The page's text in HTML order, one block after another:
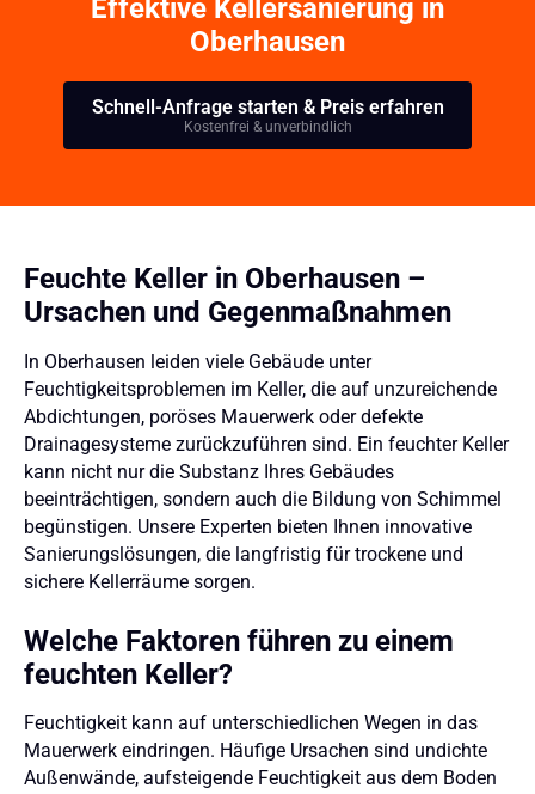
Effektive Kellersanierung in
Oberhausen
Schnell-Anfrage starten & Preis erfahren
Kostenfrei & unverbindlich
Feuchte Keller in Oberhausen –
Ursachen und Gegenmaßnahmen
In Oberhausen leiden viele Gebäude unter
Feuchtigkeitsproblemen im Keller, die auf unzureichende
Abdichtungen, poröses Mauerwerk oder defekte
Drainagesysteme zurückzuführen sind. Ein feuchter Keller
kann nicht nur die Substanz Ihres Gebäudes
beeinträchtigen, sondern auch die Bildung von Schimmel
begünstigen. Unsere Experten bieten Ihnen innovative
Sanierungslösungen, die langfristig für trockene und
sichere Kellerräume sorgen.
Welche Faktoren führen zu einem
feuchten Keller?
Feuchtigkeit kann auf unterschiedlichen Wegen in das
Mauerwerk eindringen. Häufige Ursachen sind undichte
Außenwände, aufsteigende Feuchtigkeit aus dem Boden